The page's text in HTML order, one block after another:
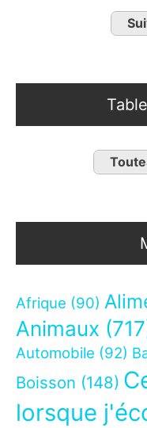
Afrique (90)
Animaux
Automobile (92)
Boisson (148)
lorsque